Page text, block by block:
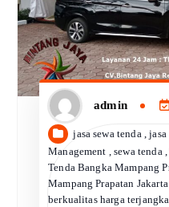
admin
jasa sewa tenda ,
Management ,sewa tenda
Tenda Bangka Mampang
Mampang Prapatan
berkualitas harga